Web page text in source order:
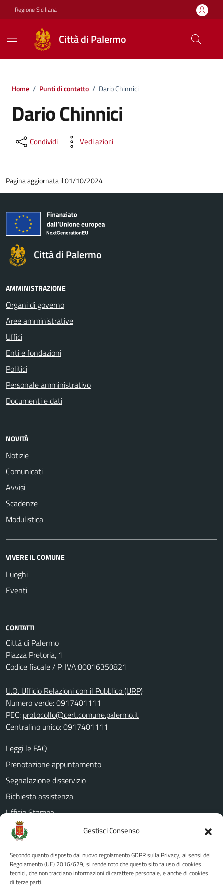
Gestisci Consenso
Secondo quanto disposto dal nuovo regolamento GDPR sulla Privacy, ai sensi del
Regolamento (UE) 2016/679, si rende noto che questo sito fa uso di cookies
tecnici, che non tracciano informazioni di carattere personale, e anche di cookies
di terze parti.
Vai ai contenuti
Vai al footer
Regione Siciliana
Città di Palermo
Home / Punti di contatto / Dario Chinnici
Dario Chinnici
Condividi Vedi azioni
Pagina aggiornata il 01/10/2024
Città di Palermo
AMMINISTRAZIONE
Organi di governo
Aree amministrative
Uffici
Enti e fondazioni
Politici
Personale amministrativo
Documenti e dati
NOVITÀ
Notizie
Comunicati
Avvisi
Scadenze
Modulistica
VIVERE IL COMUNE
Luoghi
Eventi
CONTATTI
Città di Palermo
Piazza Pretoria, 1
Codice fiscale / P. IVA:80016350821
U.O. Ufficio Relazioni con il Pubblico (URP)
Numero verde: 0917401111
PEC: protocollo@cert.comune.palermo.it
Centralino unico: 0917401111
Leggi le FAQ
Prenotazione appuntamento
Segnalazione disservizio
Richiesta assistenza
Ufficio Stampa
Amministrazione Trasparente
Albo pretorio
Informativa privacy
Note legali